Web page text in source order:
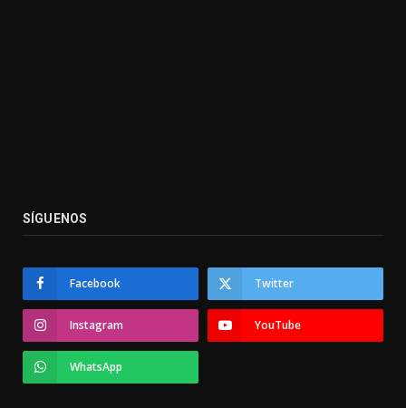
SÍGUENOS
Facebook Twitter
Instagram YouTube
WhatsApp